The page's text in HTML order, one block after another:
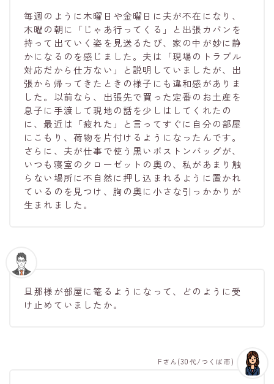
毎週のように木曜日や金曜日に夫が不在になり、
木曜の朝に「じゃあ行ってくる」と出張カバンを
持って出ていく姿を見送るたび、家の中が妙に静
かになるのを感じました。夫は「現場のトラブル
対応だから仕方ない」と説明していましたが、出
張から帰ってきたときの様子にも違和感がありま
した。以前なら、出張先で買った定番のお土産を
息子に手渡して現地の話を少しはしてくれたの
に、最近は「疲れた」と言ってすぐに自分の部屋
にこもり、荷物を片付けるようになったんです。
さらに、夫が仕事で使う黒いボストンバッグが、
いつも寝室のクローゼットの奥の、私があまり触
らない場所に不自然に押し込まれるように置かれ
ているのを見つけ、胸の奥に小さな引っかかりが
生まれました。
旦那様が部屋に篭るようになって、どのように受
け止めていましたか。
Fさん(30代/つくば市)